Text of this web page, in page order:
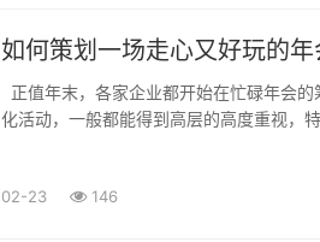
如何策划一场走心又好玩的年
正值年末，各家企业都开始在忙碌年会
化活动，一般都能得到高层的高度重视，
02-23 146